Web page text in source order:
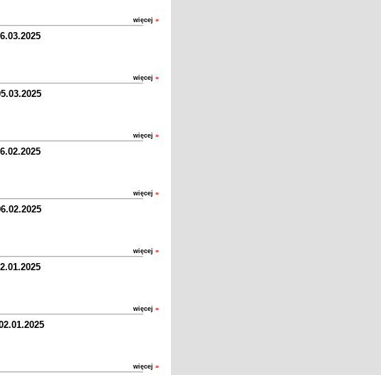
więcej »
więcej »
więcej »
więcej »
więcej »
więcej »
więcej »